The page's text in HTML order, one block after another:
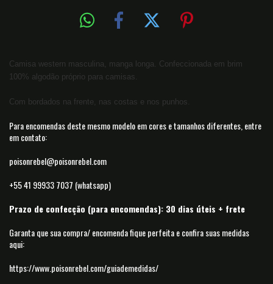
Camisa western masculina, manga longa. Confeccionada em brim
100% algodão próprio para camisas.
Com bordados na frente, nas costas e nos punhos.
Para encomendas deste mesmo modelo em cores e tamanhos diferentes, entre
em contato:
poisonrebel@poisonrebel.com
+55 41 99933 7037 (whatsapp)
Prazo de confecção (para encomendas): 30 dias úteis + frete
Garanta que sua compra/ encomenda fique perfeita e confira suas medidas
aqui:
https://www.poisonrebel.com/guiademedidas/